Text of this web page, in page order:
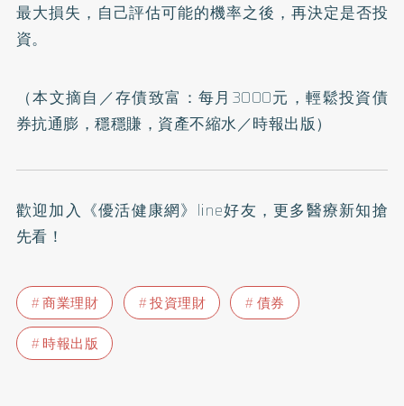
最大損失，自己評估可能的機率之後，再決定是否投
資。
（本文摘自／存債致富：每月3000元，輕鬆投資債
券抗通膨，穩穩賺，資產不縮水／時報出版）
歡迎加入 《優活健康網》line好友 ，更多醫療新知搶
先看！
商業理財 投資理財
債券
時報出版